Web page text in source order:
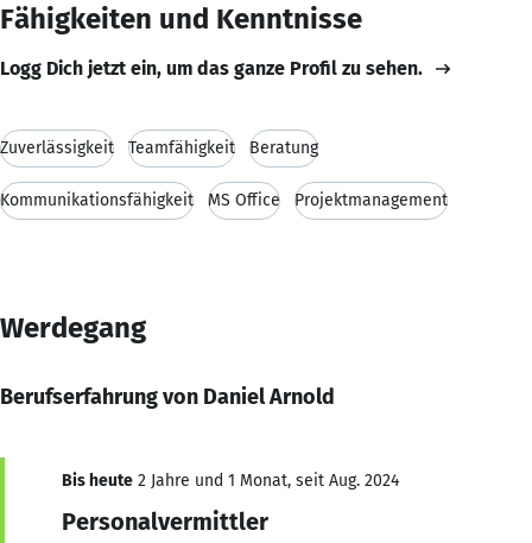
Fähigkeiten und Kenntnisse
Logg Dich jetzt ein, um das ganze Profil zu sehen.
Zuverlässigkeit Teamfähigkeit Beratung
Kommunikationsfähigkeit MS Office Projektmanagement
Werdegang
Berufserfahrung von Daniel Arnold
Bis heute 2 Jahre und 1 Monat, seit Aug. 2024
Personalvermittler